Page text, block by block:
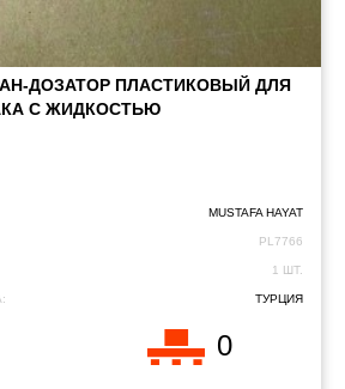
ДОЗАТОР ПЛАСТИКОВЫЙ ДЛЯ
С ЖИДКОСТЬЮ
MUSTAFA HAYAT
PL7766
1 ШТ.
ТУРЦИЯ
0